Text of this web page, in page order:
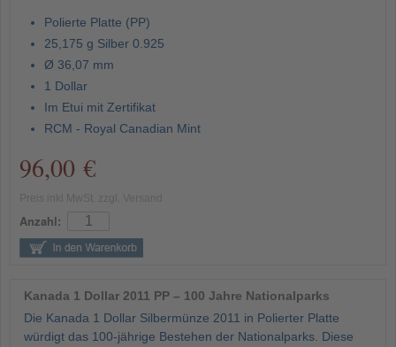
Polierte Platte (PP)
25,175 g Silber 0.925
Ø 36,07 mm
1 Dollar
Im Etui mit Zertifikat
RCM - Royal Canadian Mint
96,00 €
Anzahl:
Kanada 1 Dollar 2011 PP – 100 Jahre Nationalparks
Die Kanada 1 Dollar Silbermünze 2011 in Polierter Platte
würdigt das 100-jährige Bestehen der Nationalparks. Diese